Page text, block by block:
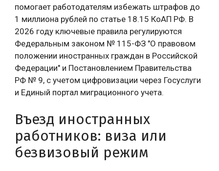
помогает работодателям избежать штрафов до
1 миллиона рублей по статье 18.15 КоАП РФ. В
2026 году ключевые правила регулируются
Федеральным законом № 115-ФЗ "О правовом
положении иностранных граждан в Российской
Федерации" и Постановлением Правительства
РФ № 9, с учетом цифровизации через Госуслуги
и Единый портал миграционного учета.
Въезд иностранных
работников: виза или
безвизовый режим